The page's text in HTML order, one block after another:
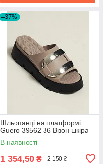
–37%
Шльопанці на платформі
Guero 39562 36 Візон шкіра
В наявності
1 354,50 ₴ 2 150 ₴